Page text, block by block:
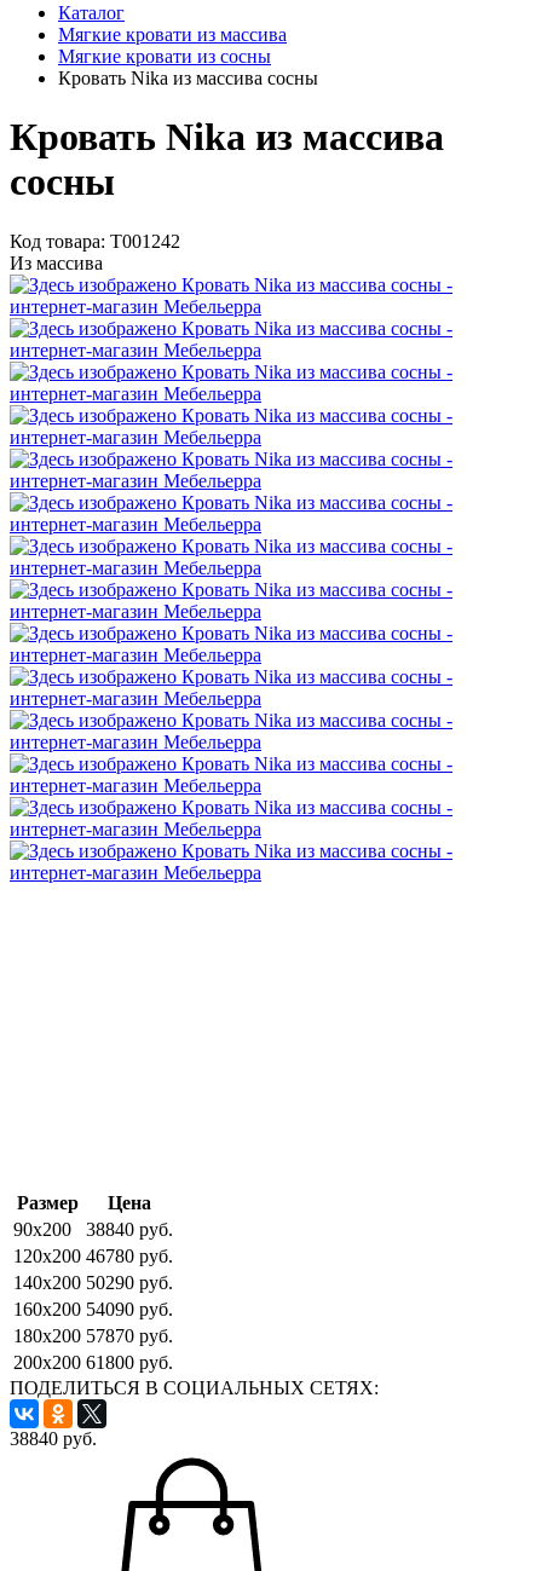
Каталог
Мягкие кровати из массива
Мягкие кровати из сосны
Кровать Nika из массива сосны
Кровать Nika из массива
сосны
Код товара: Т001242
Из массива
Размер
Цена
90x200
38840 руб.
120x200 46780 руб.
140x200 50290 руб.
160x200 54090 руб.
180x200 57870 руб.
200x200 61800 руб.
ПОДЕЛИТЬСЯ В СОЦИАЛЬНЫХ СЕТЯХ:
38840 руб.